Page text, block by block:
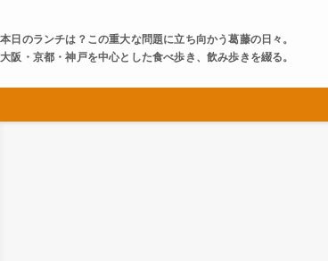
本日のランチは？この重大な問題に立ち向かう葛藤の日々。
大阪・京都・神戸を中心とした食べ歩き、飲み歩きを綴る。